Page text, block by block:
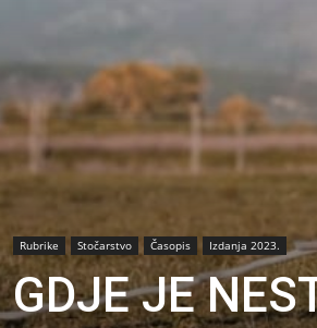
Rubrike Stočarstvo Časopis Izdanja 2023.
GDJE JE